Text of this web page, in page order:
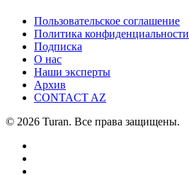
Пользовательское соглашение
Политика конфиденциальности
Подписка
О нас
Наши эксперты
Архив
CONTACT AZ
© 2026 Turan. Все права защищены.